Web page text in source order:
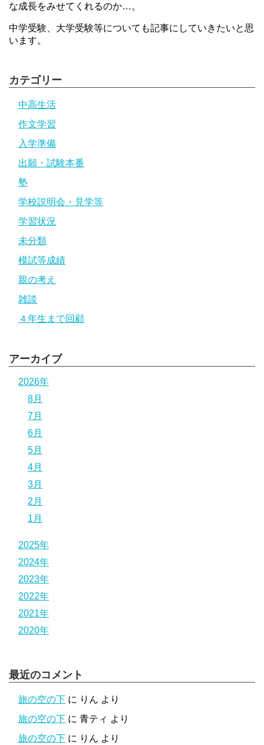
な成長をみせてくれるのか…。
中学受験、大学受験等についても記事にしていきたいと思
います。
カテゴリー
中高生活
作文学習
入学準備
出願・試験本番
塾
学校説明会・見学等
学習状況
未分類
模試等成績
親の考え
雑談
４年生まで回顧
アーカイブ
2026年
8月
7月
6月
5月
4月
3月
2月
1月
2025年
2024年
2023年
2022年
2021年
2020年
最近のコメント
旅の空の下 に りん より
旅の空の下 に 青ティ より
旅の空の下 に りん より